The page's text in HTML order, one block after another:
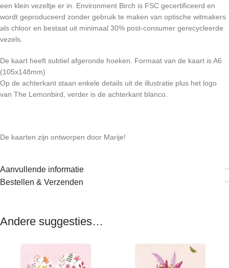
een klein vezeltje er in. Environment Birch is FSC gecertificeerd en
wordt geproduceerd zonder gebruik te maken van optische witmakers
als chloor en bestaat uit minimaal 30% post-consumer gerecycleerde
vezels.
De kaart heeft subtiel afgeronde hoeken. Formaat van de kaart is A6
(105x148mm)
Op de achterkant staan enkele details uit de illustratie plus het logo
van The Lemonbird, verder is de achterkant blanco.
De kaarten zijn ontworpen door Marije!
Aanvullende informatie
Bestellen & Verzenden
Andere suggesties…